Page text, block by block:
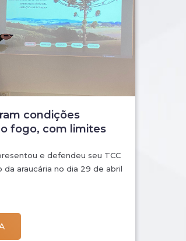
condições
fogo, com limites
e defendeu seu TCC
da araucária no dia 29 de abril